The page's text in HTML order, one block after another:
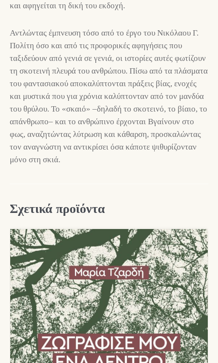
και αφηγείται τη δική του εκδοχή.
Αντλώντας έμπνευση τόσο από το έργο του Νικόλαου Γ.
Πολίτη όσο και από τις προφορικές αφηγήσεις που
ταξιδεύουν από γενιά σε γενιά, οι ιστορίες αυτές φωτίζουν
τη σκοτεινή πλευρά του ανθρώπου. Πίσω από τα πλάσματα
του φαντασιακού αποκαλύπτονται πράξεις βίας, ενοχές
και μυστικά που για χρόνια καλύπτονταν από τον μανδύα
του θρύλου. Το «σκαιό» –δηλαδή το σκοτεινό, το βίαιο, το
απάνθρωπο– και το ανθρώπινο έρχονται Βγαίνουν στο
φως, αναζητώντας λύτρωση και κάθαρση, προσκαλώντας
τον αναγνώστη να αντικρίσει όσα κάποτε ψιθυρίζονταν
μόνο στη σκιά.
Σχετικά προϊόντα